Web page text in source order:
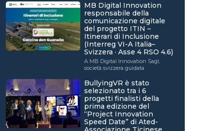
MB Digital Innovation
responsabile della
comunicazione digitale
del progetto ITIN –
Itinerari di Inclusione
(Interreg VI-A Italia–
Svizzera · Asse 4 RSO 4.6)
A MB Digital Innovation Sagl,
società svizzera guidata
BullyingVR è stato
selezionato tra i 6
progetti finalisti della
prima edizione del
“Project Innovation
Speed Date” di Ated-